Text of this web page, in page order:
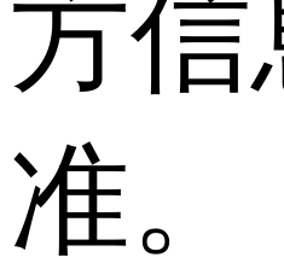
方
准。